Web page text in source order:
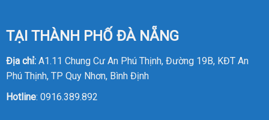
TẠI THÀNH PHỐ ĐÀ NẴNG
Địa chỉ:A1.11 Chung Cư An Phú Thịnh, Đường 19B, KĐT An
Phú Thịnh, TP Quy Nhơn, Bình Định
Hotline: 0916.389.892